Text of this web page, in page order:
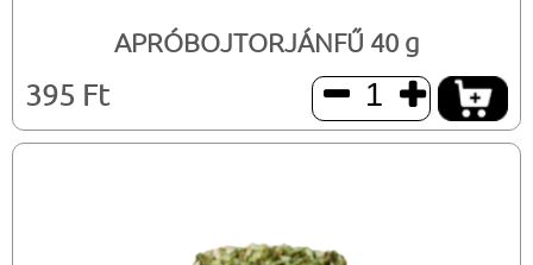
APRÓBOJTORJÁNFŰ 40 g
395 Ft  